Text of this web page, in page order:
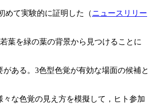
めて実験的に証明した（ニュースリリー
葉を緑の葉の背景から見つけることに
ある。3色型色覚が有効な場面の候補と
な色覚の見え方を模擬して，ヒト参加